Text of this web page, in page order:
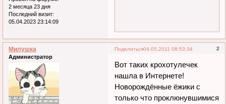
2 месяца 23 дня
Последний визит:
05.04.2023 23:14:09
Поделиться 2
04.05.2011 08:53:34
Милушка
Администратор
Вот таких крохотулечек
нашла в Интернете!
Новорождённые ёжики с
только что проклюнувшимися